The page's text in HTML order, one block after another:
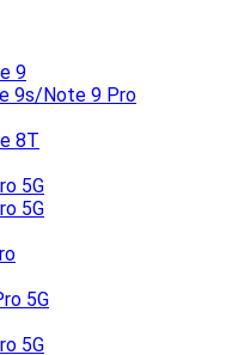
9
9s/Note 9 Pro
8T
5G
5G
5G
5G